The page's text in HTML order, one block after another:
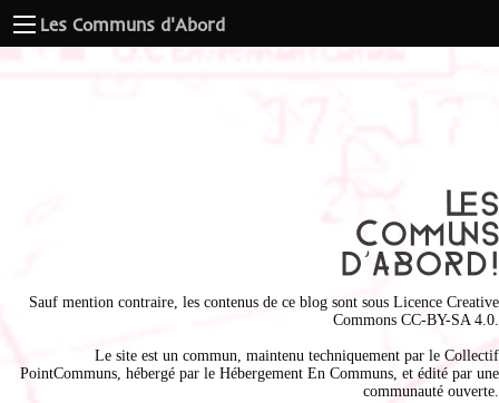
Les Communs d'Abord
Sauf mention contraire, les contenus de ce blog sont sous Licence Creative
Commons CC-BY-SA 4.0
Le site est un commun, maintenu techniquement par le Collectif
PointCommuns , hébergé par le Hébergement En Communs , et édité par une
communauté ouverte.